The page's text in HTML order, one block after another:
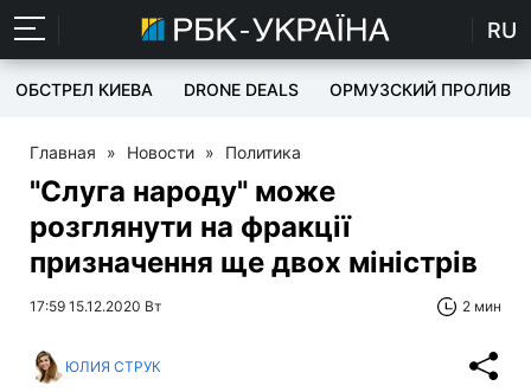
RU
ОБСТРЕЛ КИЕВА DRONE DEALS ОРМУЗСКИЙ ПРОЛИВ
Главная » Новости » Политика
"Слуга народу" може
розглянути на фракції
призначення ще двох міністрів
17:59 15.12.2020 Вт 2 мин
ЮЛИЯ СТРУК